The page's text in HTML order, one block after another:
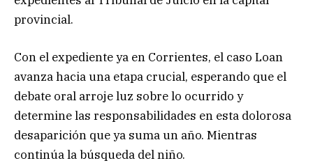
provincial.
Con el expediente ya en Corrientes, el caso Loan
avanza hacia una etapa crucial, esperando que el
debate oral arroje luz sobre lo ocurrido y
determine las responsabilidades en esta dolorosa
desaparición que ya suma un año. Mientras
continúa la búsqueda del niño.